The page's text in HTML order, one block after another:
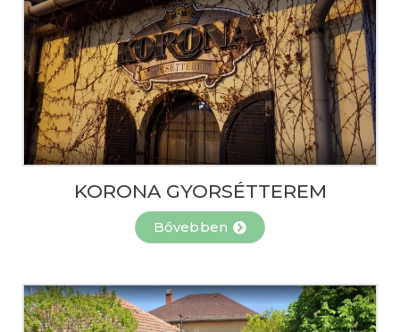
KORONA GYORSÉTTEREM
Bővebben